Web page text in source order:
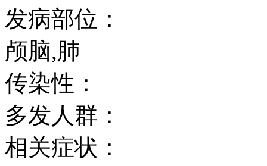
发病部位：
颅脑,肺
传染性：
多发人群：
相关症状：